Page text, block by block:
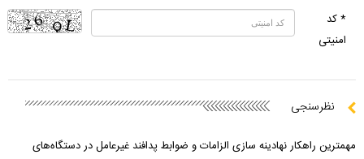
* کد
امنیتی
نظرسنجی
مهمترین راهکار نهادینه سازی الزامات و ضوابط پدافند غیرعامل در دستگاه‌های